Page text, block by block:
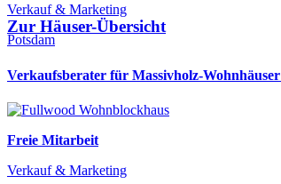
Zur Häuser-Übersicht
Verkauf & Marketing
Potsdam
Verkaufsberater für Massivholz-Wohnhäuser
Freie Mitarbeit
Verkauf & Marketing